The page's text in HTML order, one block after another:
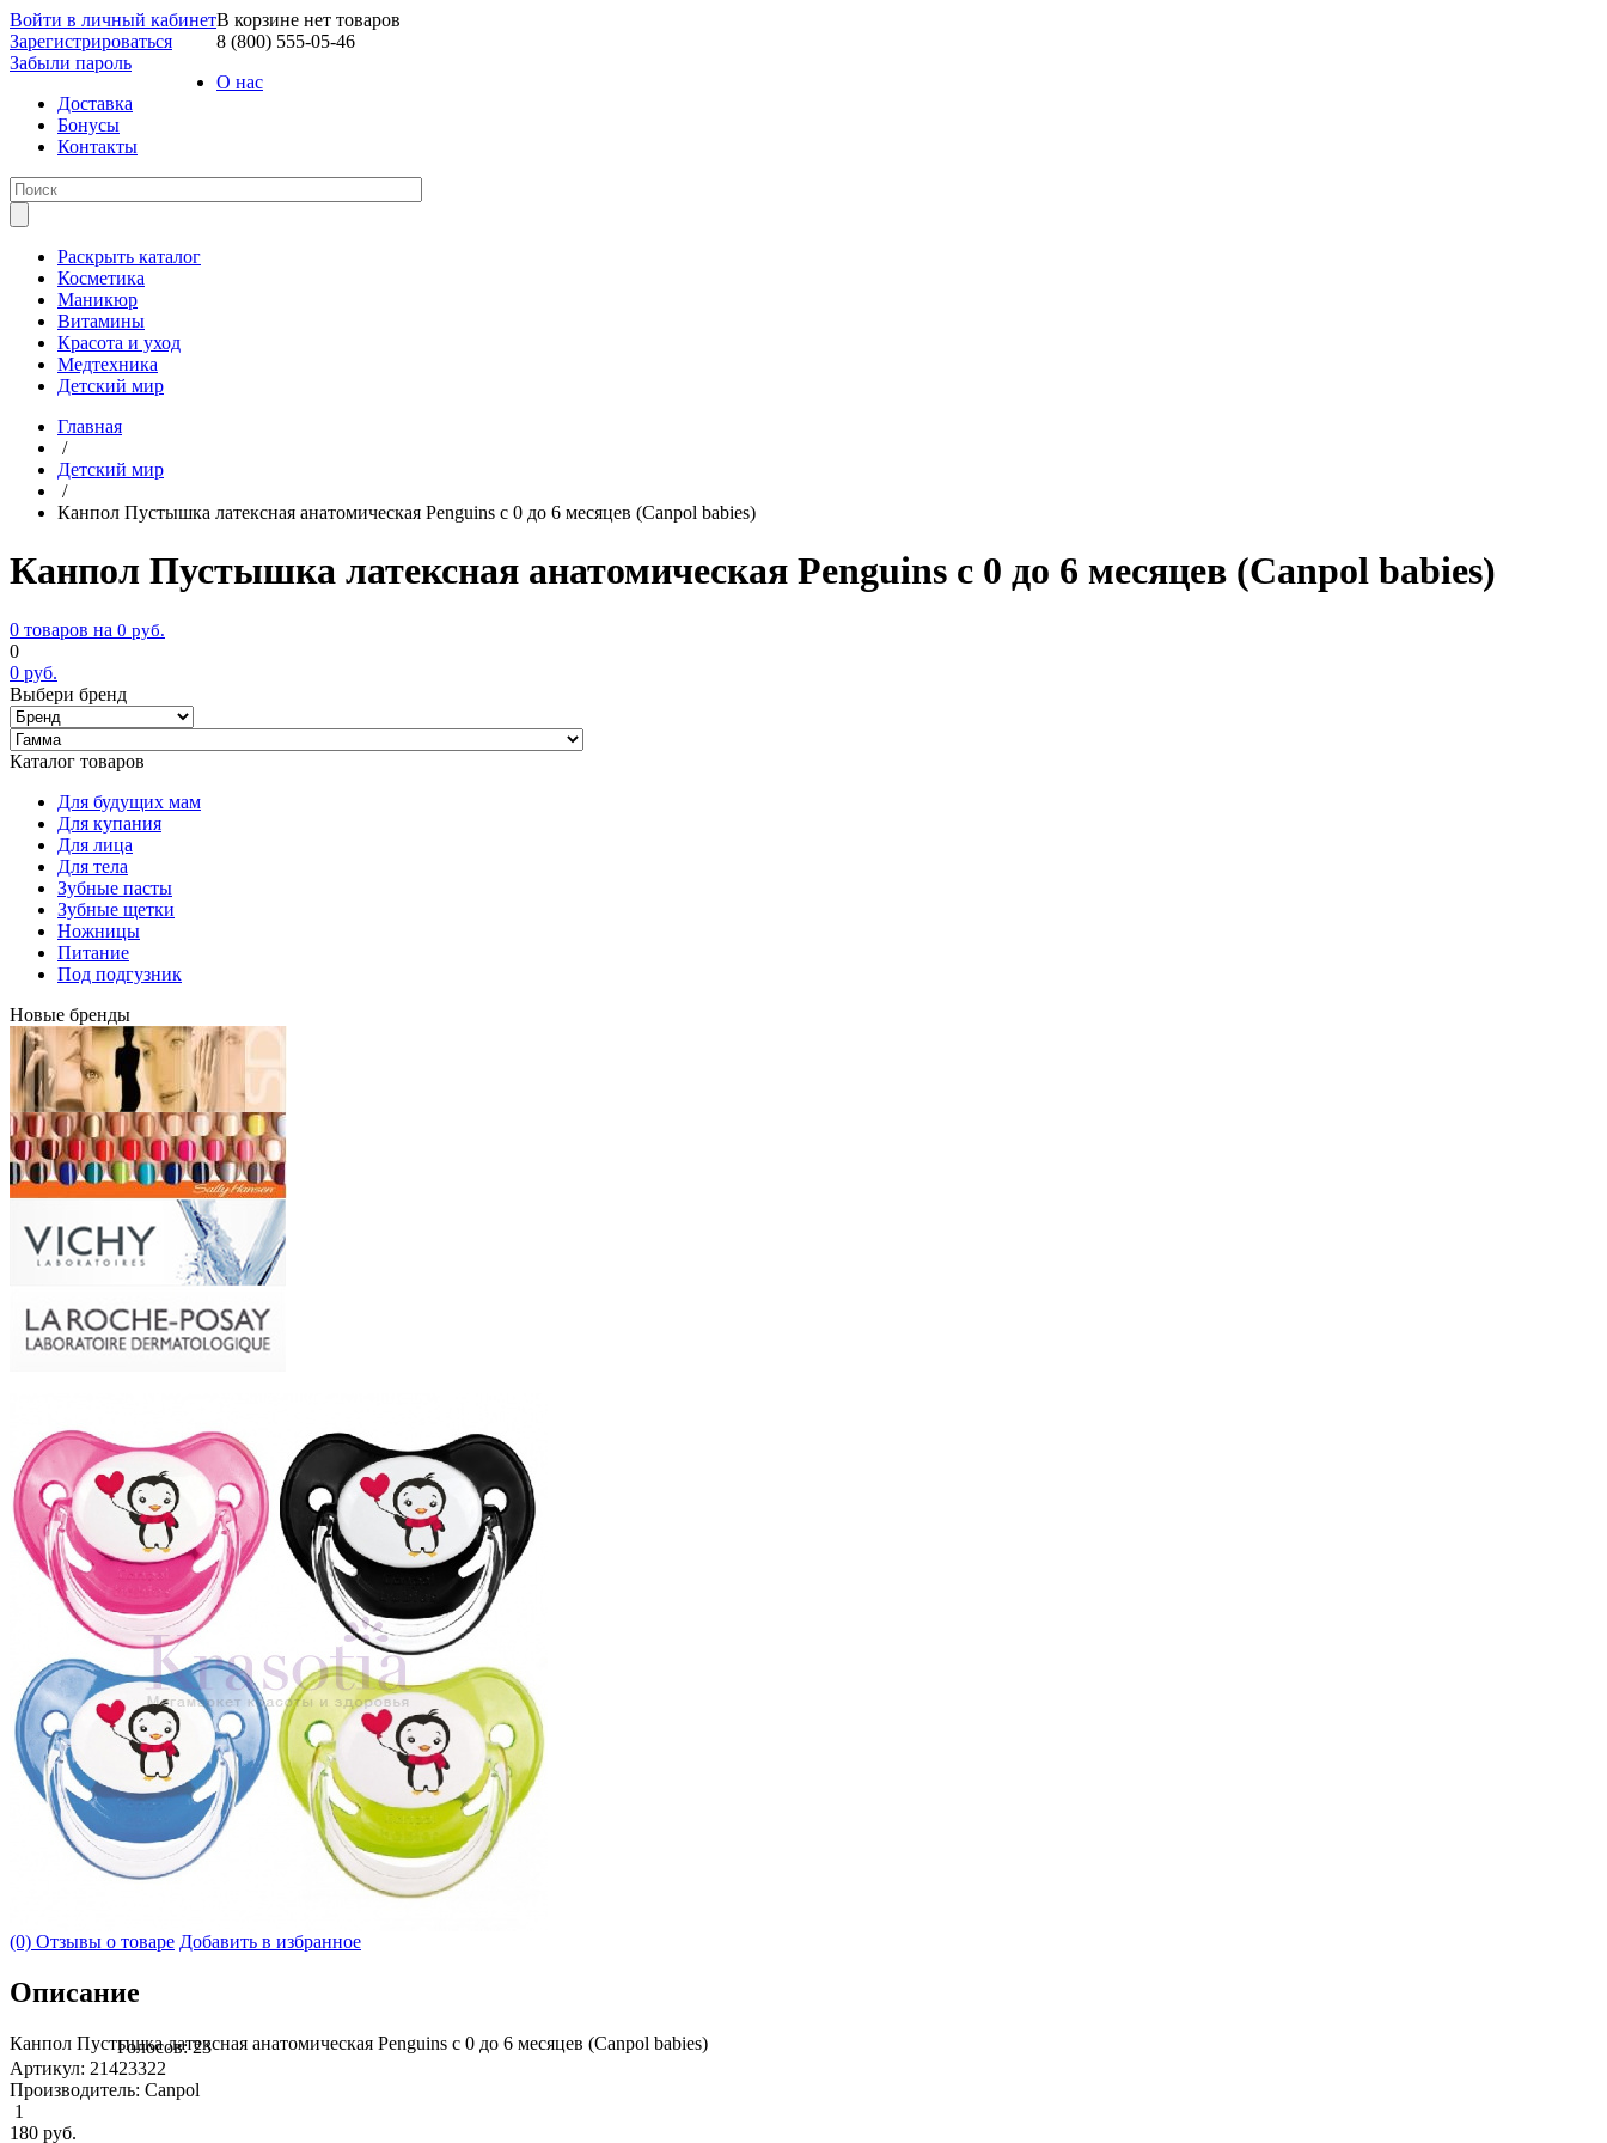
Войти в личный кабинет
Зарегистрироваться
Забыли пароль
В корзине нет товаров
8 (800) 555-05-46
О нас
Доставка
Бонусы
Контакты
Раскрыть каталог
Косметика
Маникюр
Витамины
Красота и уход
Медтехника
Детский мир
Главная
/
Детский мир
/
Канпол Пустышка латексная анатомическая Penguins с 0 до 6 месяцев (Canpol babies)
Канпол Пустышка латексная анатомическая Penguins с 0 до 6 месяцев (Canpol babies)
0 товаров на 0 руб.
0
0 руб.
Выбери бренд
Каталог товаров
Для будущих мам
Для купания
Для лица
Для тела
Зубные пасты
Зубные щетки
Ножницы
Питание
Под подгузник
Новые бренды
(0) Отзывы о товаре Добавить в избранное
Описание
Канпол Пустышка латексная анатомическая Penguins с 0 до 6 месяцев (Canpol babies)
Голосов: 23
Артикул: 21423322
Производитель: Canpol
1
180 руб.